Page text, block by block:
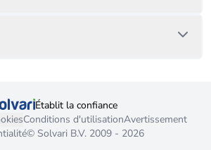
Établit la confiance
Conditions d'utilisationAvertissement
© Solvari B.V. 2009 - 2026